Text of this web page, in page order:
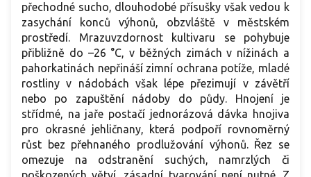
přechodné sucho, dlouhodobé přísušky však vedou k
zasychání konců výhonů, obzvláště v městském
prostředí. Mrazuvzdornost kultivaru se pohybuje
přibližně do –26 °C, v běžných zimách v nížinách a
pahorkatinách nepřináší zimní ochrana potíže, mladé
rostliny v nádobách však lépe přezimují v závětří
nebo po zapuštění nádoby do půdy. Hnojení je
střídmé, na jaře postačí jednorázová dávka hnojiva
pro okrasné jehličnany, která podpoří rovnoměrný
růst bez přehnaného prodlužování výhonů. Řez se
omezuje na odstranění suchých, namrzlých či